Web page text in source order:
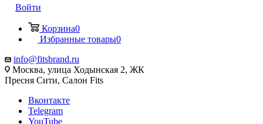
Войти
Корзина0
Избранные товары0
info@fitsbrand.ru
Москва, улица Ходынская 2, ЖК
Пресня Сити, Салон Fits
Вконтакте
Telegram
YouTube